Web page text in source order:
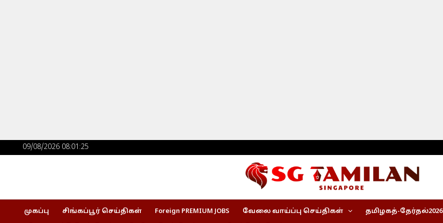
09/08/2026 08:01:26
முகப்பு சிங்கப்பூர் செய்திகள் Foreign PREMIUM JOBS வேலை வாய்ப்பு செய்திகள் தமிழகத்-தேர்தல்2026
Post
navigation